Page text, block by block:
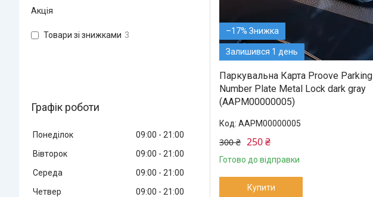
–17%
Залишився 1 день
Паркувальна Карта Proove Parking
Number Plate Metal Lock dark gray
(AAPM00000005)
AAPM00000005
300 ₴ 250 ₴
Готово до відправки
Купити
Акція
Товари зі знижками 3
Графік роботи
Понеділок 09:00
21:00
Вівторок
09:00
21:00
Середа
09:00
21:00
Четвер
09:00
21:00